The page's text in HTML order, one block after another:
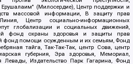
(Милосердие), Центр поддержки и
массовой информации, В защиту прав
Центр социально-информационных
глобализации и социальных движений,
фонд охраны здоровья и защиты прав
фонд помощи осужденным и их семьям, Фонд
тайга, Так-Так-Так, центр Сова, центр
губерния, Эра здоровья, Мемориал,
Левады, Издательство Парк Гагарина, Фонд